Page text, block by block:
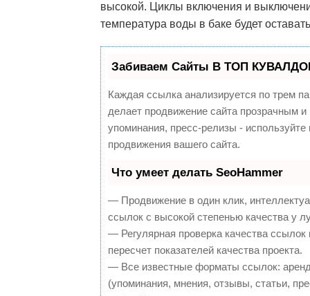
высокой. Циклы включения и
температура воды в баке будет
Забиваем Сайты В ТОП
Каждая ссылка анализируется по трем
делает продвижение сайта прозрачным
упоминания, пресс-релизы -
продвижения вашего сайта.
Что умеет делать SeoHammer
— Продвижение в один клик,
ссылок с высокой степенью качества у
— Регулярная проверка качества
пересчет показателей качества проекта.
— Все известные форматы ссылок:
(упоминания, мнения, отзывы, статьи,